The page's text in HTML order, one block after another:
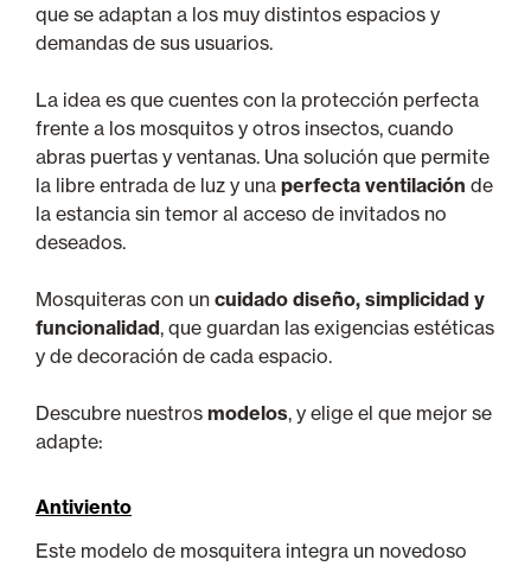
que se adaptan a los muy distintos espacios y
demandas de sus usuarios.
La idea es que cuentes con la protección perfecta
frente a los mosquitos y otros insectos, cuando
abras puertas y ventanas. Una solución que permite
la libre entrada de luz y una perfecta ventilación de
la estancia sin temor al acceso de invitados no
deseados.
Mosquiteras con un cuidado diseño, simplicidad y
funcionalidad, que guardan las exigencias estéticas
y de decoración de cada espacio.
Descubre nuestros modelos, y elige el que mejor se
adapte:
Antiviento
Este modelo de mosquitera integra un novedoso